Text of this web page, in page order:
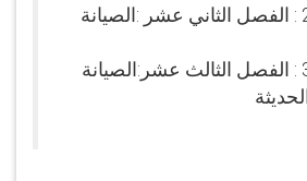
من 246 الى 253 : الفصل الثاني عشر :الصيانة
من 254 الى 306 : الفصل الثالث عشر:الصيانة